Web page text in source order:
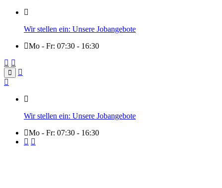
Wir stellen ein: Unsere Jobangebote
Mo - Fr: 07:30 - 16:30
Wir stellen ein: Unsere Jobangebote
Mo - Fr: 07:30 - 16:30